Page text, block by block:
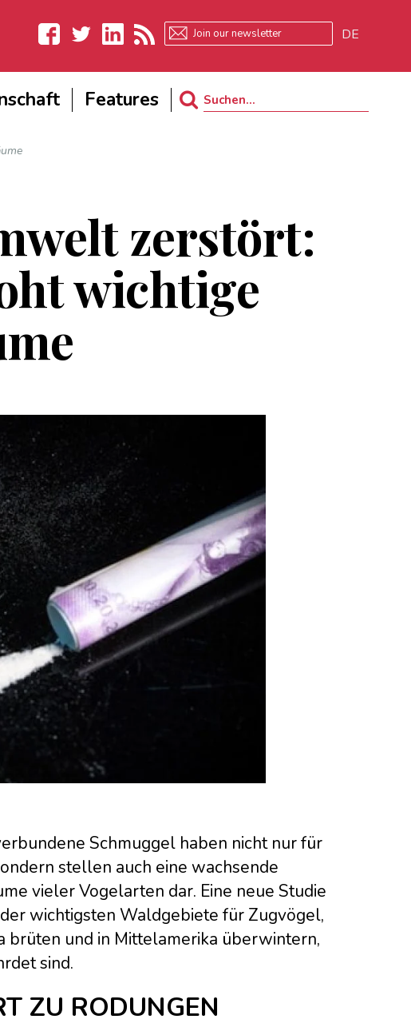
FacebookTwitter
DE
Features
Search
zerstört:
wichtige
Schmuggel haben nicht nur für
stellen auch eine wachsende
vieler Vogelarten dar. Eine neue Studie
wichtigsten Waldgebiete für Zugvögel,
brüten und in Mittelamerika überwintern,
sind.
ZU RODUNGEN